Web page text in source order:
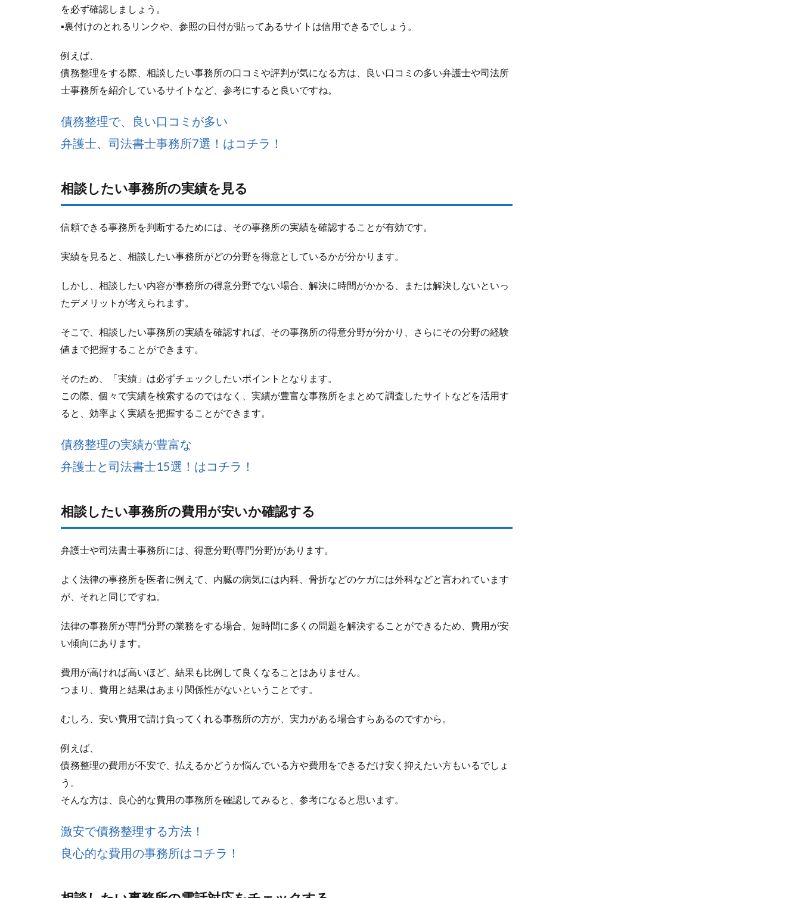
を必ず確認しましょう。
▪裏付けのとれるリンクや、参照の日付が貼ってあるサイトは信用できるでしょう。
例えば、
債務整理をする際、相談したい事務所の口コミや評判が気になる方は、良い口コミの多い弁護士や司法所
士事務所を紹介しているサイトなど、参考にすると良いですね。
債務整理で、良い口コミが多い
弁護士、司法書士事務所7選！はコチラ！
相談したい事務所の実績を見る
信頼できる事務所を判断するためには、その事務所の実績を確認することが有効です。
実績を見ると、相談したい事務所がどの分野を得意としているかが分かります。
しかし、相談したい内容が事務所の得意分野でない場合、解決に時間がかかる、または解決しないといっ
たデメリットが考えられます。
そこで、相談したい事務所の実績を確認すれば、その事務所の得意分野が分かり、さらにその分野の経験
値まで把握することができます。
そのため、「実績」は必ずチェックしたいポイントとなります。
この際、個々で実績を検索するのではなく、実績が豊富な事務所をまとめて調査したサイトなどを活用す
ると、効率よく実績を把握することができます。
債務整理の実績が豊富な
弁護士と司法書士15選！はコチラ！
相談したい事務所の費用が安いか確認する
弁護士や司法書士事務所には、得意分野(専門分野)があります。
よく法律の事務所を医者に例えて、内臓の病気には内科、骨折などのケガには外科などと言われています
が、それと同じですね。
法律の事務所が専門分野の業務をする場合、短時間に多くの問題を解決することができるため、費用が安
い傾向にあります。
費用が高ければ高いほど、結果も比例して良くなることはありません。
つまり、費用と結果はあまり関係性がないということです。
むしろ、安い費用で請け負ってくれる事務所の方が、実力がある場合すらあるのですから。
例えば、
債務整理の費用が不安で、払えるかどうか悩んでいる方や費用をできるだけ安く抑えたい方もいるでしょ
う。
そんな方は、良心的な費用の事務所を確認してみると、参考になると思います。
激安で債務整理する方法！
良心的な費用の事務所はコチラ！